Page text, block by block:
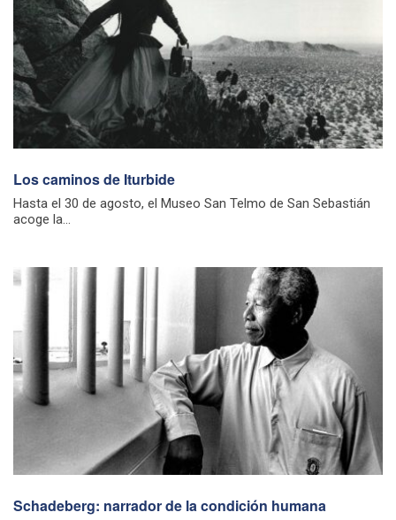
Los caminos de Iturbide
Hasta el 30 de agosto, el Museo San Telmo de San Sebastián
acoge la...
Schadeberg: narrador de la condición humana